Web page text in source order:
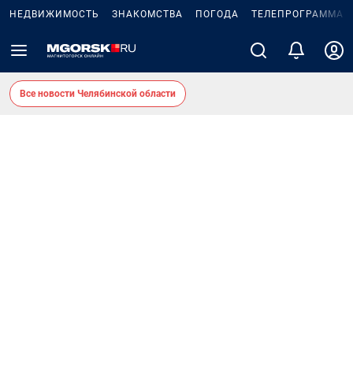
НЕДВИЖИМОСТЬ ЗНАКОМСТВА ПОГОДА ТЕЛЕПРОГРАММА
Все новости Челябинской области